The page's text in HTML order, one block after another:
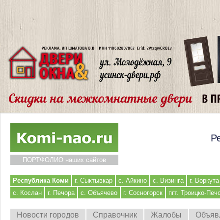
ПОРТФОЛИО наших сайтов
Республика Коми г. Сыктывкар с. Айкино с. Визинга
г. Воркута
с. Кослан
г. Печора с. Объячево г. Сосногорск пгт. Троицко-
Новости городов Справочник Жалобы